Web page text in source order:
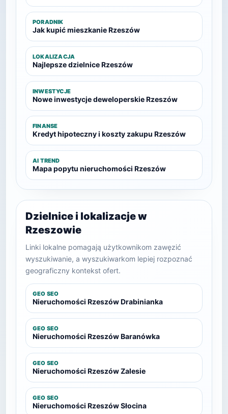
PORADNIK
Jak kupić mieszkanie Rzeszów
LOKALIZACJA
Najlepsze dzielnice Rzeszów
INWESTYCJE
Nowe inwestycje deweloperskie Rzeszów
FINANSE
Kredyt hipoteczny i koszty zakupu Rzeszów
AI TREND
Mapa popytu nieruchomości Rzeszów
Dzielnice i lokalizacje w
Rzeszowie
Linki lokalne pomagają użytkownikom zawęzić
wyszukiwanie, a wyszukiwarkom lepiej rozpoznać
geograficzny kontekst ofert.
GEO SEO
Nieruchomości Rzeszów Drabinianka
GEO SEO
Nieruchomości Rzeszów Baranówka
GEO SEO
Nieruchomości Rzeszów Zalesie
GEO SEO
Nieruchomości Rzeszów Słocina